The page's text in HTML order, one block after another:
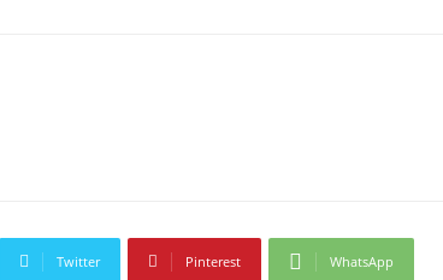
Twitter Pinterest WhatsApp